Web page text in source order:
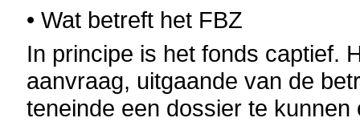
• Wat betreft het FBZ
In principe is het fonds captief.
aanvraag, uitgaande van de
teneinde een dossier te kunnen